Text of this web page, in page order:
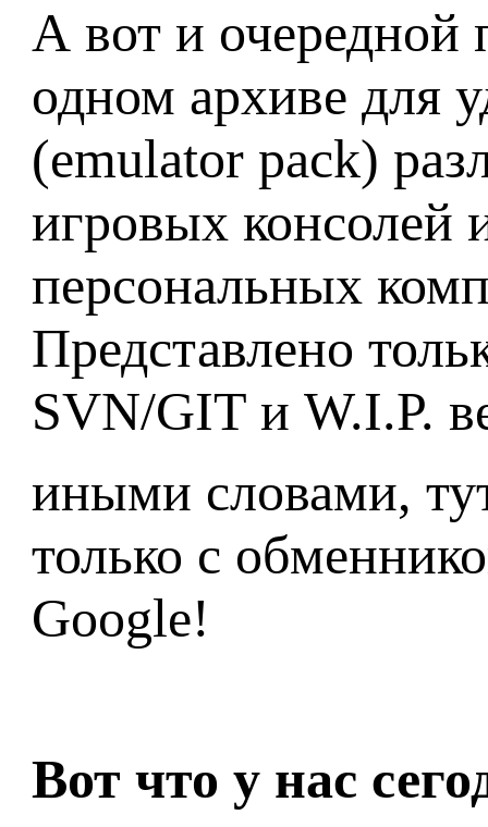
А вот и очередной
одном архиве для
(emulator pack)
игровых консолей
персональных
Представлено
SVN/GIT и W.I.P.
иными словами,
только с
Google!
Вот что у нас